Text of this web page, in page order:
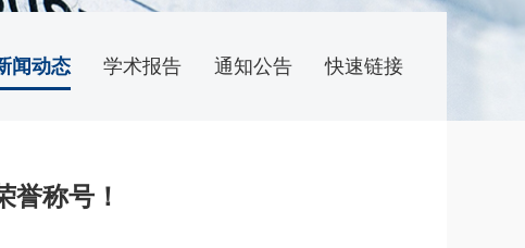
闻动态 学术报告 通知公告 快速链接
誉称号！